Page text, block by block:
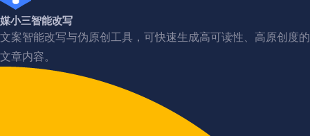
媒小三智能改写
文案智能改写与伪原创工具，可快速生成高可读性、高原创度的
文章内容。